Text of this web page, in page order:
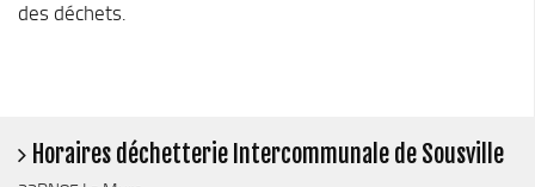
des déchets.
Horaires déchetterie Intercommunale de Sousville